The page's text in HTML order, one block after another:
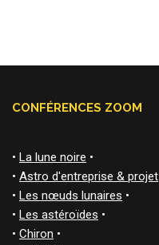
CONFÉRENCES ZOOM
• La lune noire •
• Astro d'entreprise & projet
• Les nœuds lunaires •
• Les astéroïdes •
• Chiron •